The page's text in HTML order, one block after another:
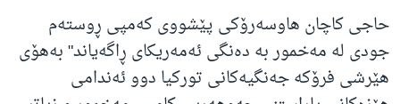
حاجی کاچان هاوسەرۆکی پێشووی کەمپی ڕوستەم
جودی لە مەخمور بە دەنگی ئەمەریکای ڕاگەیاند" بەهۆی
هێرشی فرۆکە جەنگیەکانی تورکیا دوو ئەندامی